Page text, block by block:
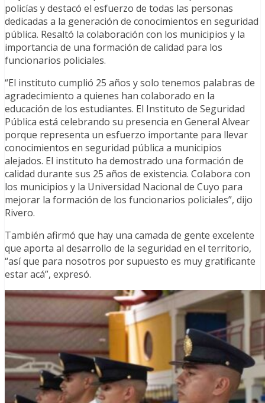
policías y destacó el esfuerzo de todas las personas
dedicadas a la generación de conocimientos en seguridad
pública. Resaltó la colaboración con los municipios y la
importancia de una formación de calidad para los
funcionarios policiales.
“El instituto cumplió 25 años y solo tenemos palabras de
agradecimiento a quienes han colaborado en la
educación de los estudiantes. El Instituto de Seguridad
Pública está celebrando su presencia en General Alvear
porque representa un esfuerzo importante para llevar
conocimientos en seguridad pública a municipios
alejados. El instituto ha demostrado una formación de
calidad durante sus 25 años de existencia. Colabora con
los municipios y la Universidad Nacional de Cuyo para
mejorar la formación de los funcionarios policiales”, dijo
Rivero.
También afirmó que hay una camada de gente excelente
que aporta al desarrollo de la seguridad en el territorio,
“así que para nosotros por supuesto es muy gratificante
estar acá”, expresó.